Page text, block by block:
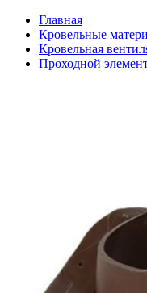
Главная
Кровельные
Кровельная
Проходной